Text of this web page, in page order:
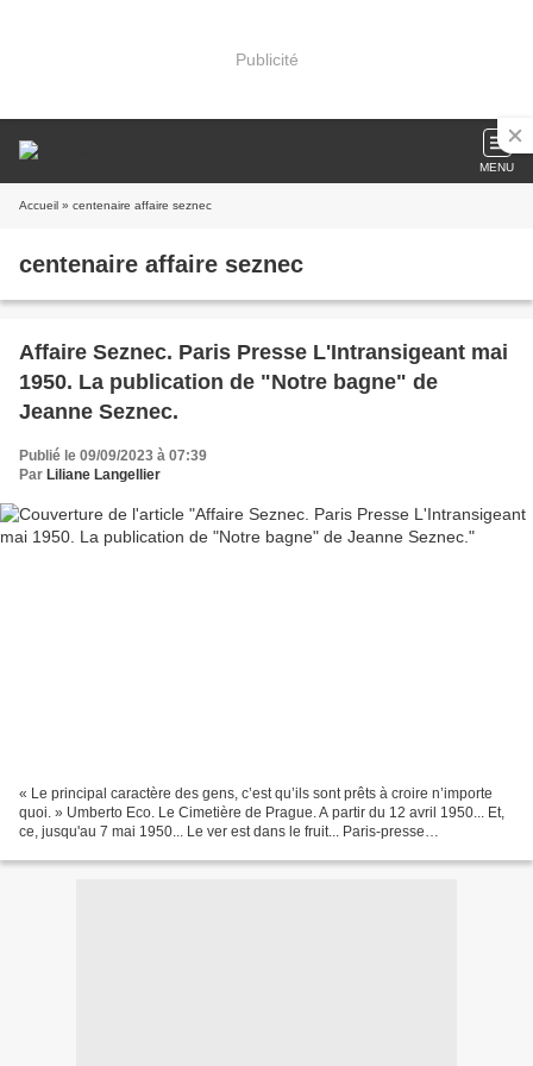
Publicité
MENU
Accueil » centenaire affaire seznec
centenaire affaire seznec
Affaire Seznec. Paris Presse L'Intransigeant mai
1950. La publication de "Notre bagne" de
Jeanne Seznec.
Publié le 09/09/2023 à 07:39
Par Liliane Langellier
« Le principal caractère des gens, c’est qu’ils sont prêts à croire n’importe
quoi. » Umberto Eco. Le Cimetière de Prague. A partir du 12 avril 1950... Et,
ce, jusqu'au 7 mai 1950... Le ver est dans le fruit... Paris-presse